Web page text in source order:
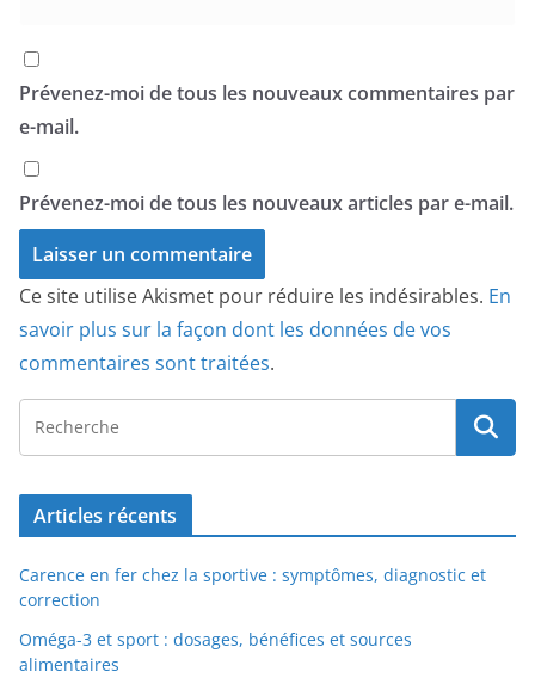
Prévenez-moi de tous les nouveaux commentaires par
e-mail.
Prévenez-moi de tous les nouveaux articles par e-mail.
Ce site utilise Akismet pour réduire les indésirables. En
savoir plus sur la façon dont les données de vos
commentaires sont traitées.
Articles récents
Carence en fer chez la sportive : symptômes, diagnostic et
correction
Oméga-3 et sport : dosages, bénéfices et sources
alimentaires